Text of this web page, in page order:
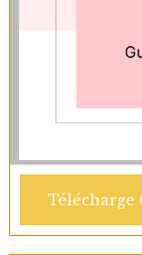
Télécharge